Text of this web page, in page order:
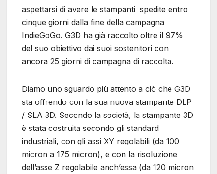
aspettarsi di avere le stampanti spedite entro
cinque giorni dalla fine della campagna
IndieGoGo. G3D ha già raccolto oltre il 97%
del suo obiettivo dai suoi sostenitori con
ancora 25 giorni di campagna di raccolta.
Diamo uno sguardo più attento a ciò che G3D
sta offrendo con la sua nuova stampante DLP
/ SLA 3D. Secondo la società, la stampante 3D
è stata costruita secondo gli standard
industriali, con gli assi XY regolabili (da 100
micron a 175 micron), e con la risoluzione
dell’asse Z regolabile anch’essa (da 120 micron